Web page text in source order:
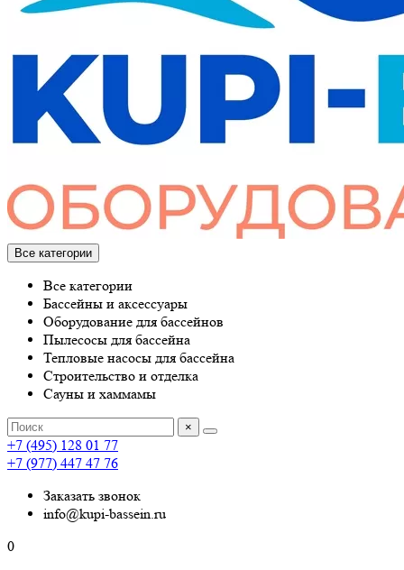
Все категории
Все категории
Бассейны и аксессуары
Оборудование для бассейнов
Пылесосы для бассейна
Тепловые насосы для бассейна
Строительство и отделка
Сауны и хаммамы
×
+7 (495) 128 01 77
+7 (977) 447 47 76
Заказать звонок
info@kupi-bassein.ru
0